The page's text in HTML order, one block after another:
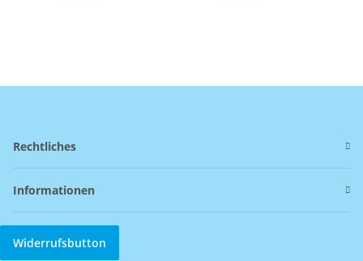
Rechtliches
Informationen
Widerrufsbutton